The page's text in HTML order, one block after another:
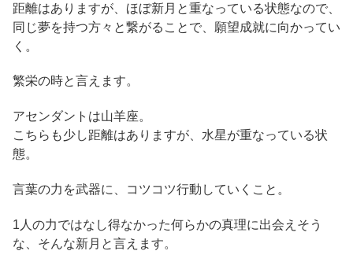
距離はありますが、ほぼ新月と重なっている状態なので、
同じ夢を持つ方々と繋がることで、願望成就に向かってい
く。
繁栄の時と言えます。
アセンダントは山羊座。
こちらも少し距離はありますが、水星が重なっている状
態。
言葉の力を武器に、コツコツ行動していくこと。
1人の力ではなし得なかった何らかの真理に出会えそう
な、そんな新月と言えます。